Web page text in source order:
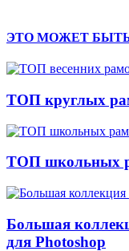
ЭТО МОЖЕТ
ТОП круглых
ТОП школьных
Большая
для Photoshop